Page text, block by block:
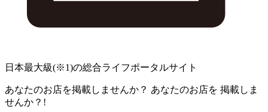
日本最大級(※1)の総合ライフポータルサイト
あなたのお店を掲載しませんか？ あなたのお店を 掲載しま
せんか？!